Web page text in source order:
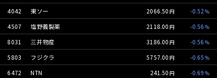
4042
東ソー 2066.50
-0.52
4507
塩野義製薬 2118.00
-0.56
8031
三井物産 3186.00
-0.56
5803
フジクラ 5757.00
-0.65
6472
NTN 241.50
-0.69